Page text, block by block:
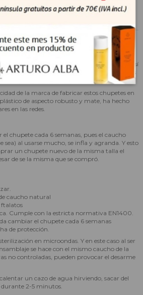
en Dinamarca muchas décadas, y
de caucho en forma redonda (la tetina
los chupetes antes de que se patentase la
tetina favorita en los mercados nórdicos (no así
por ejemplo, preferimos la simétrica y las
y patentadas a posteriori).
de la marca de fabricar estos chupetes en
de aspecto robusto y mate, ha hecho
en las redes.
chupete cada 6 semanas, pues el caucho
sea) al usarse mucho, se infla y agranda. Y esto
un chupete nuevo de la misma talla el
de se la misma que se compró.
caucho natural
ftalatos
Cumple con la estricta normativa EN1400.
cambiar el chupete cada 6 semanas
de protección.
en microondas. Y en este caso al ser
se hace con el mismo caucho de la
no controladas, pueden provocar el desarme
un cazo de agua hirviendo, sacar del
2-5 minutos.